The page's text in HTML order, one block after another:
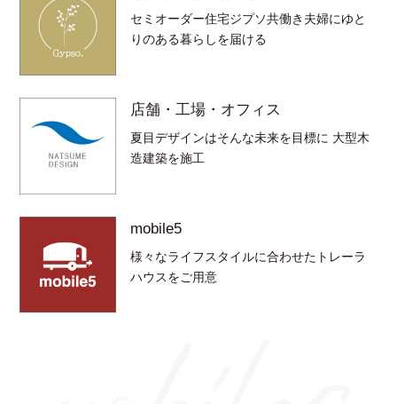
セミオーダー住宅ジプソ共働き夫婦にゆと
りのある暮らしを届ける
店舗・工場・オフィス
夏目デザインはそんな未来を目標に 大型木
造建築を施工
mobile5
様々なライフスタイルに合わせたトレーラ
ハウスをご用意